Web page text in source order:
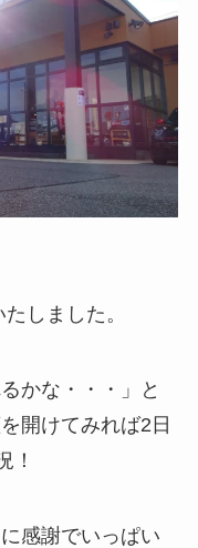
しました。
かな・・・」と
開けてみれば2日
！
感謝でいっぱい